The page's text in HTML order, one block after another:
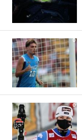
0
0